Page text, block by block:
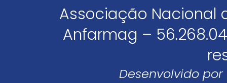
Associação Nacional
Anfarmag –
Desenvolvido por